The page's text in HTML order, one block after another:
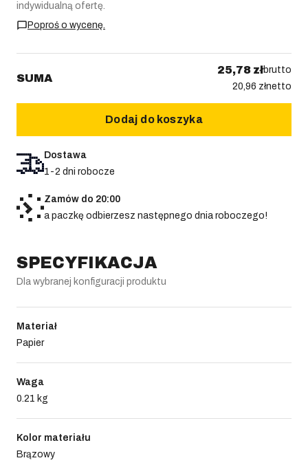
indywidualną ofertę.
Poproś o wycenę.
SUMA
25,78 złbrutto
20,96 złnetto
Dodaj do koszyka
Dostawa
1-2 dni robocze
Zamów do 20:00
a paczkę odbierzesz następnego dnia roboczego!
SPECYFIKACJA
Dla wybranej konfiguracji produktu
Materiał
Papier
Waga
0.21 kg
Kolor materiału
Brązowy